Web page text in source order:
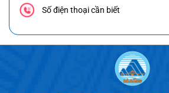
Số điện thoại cần biết